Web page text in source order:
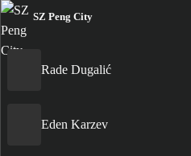
SZ Peng City
Rade Dugalić
Eden Karzev